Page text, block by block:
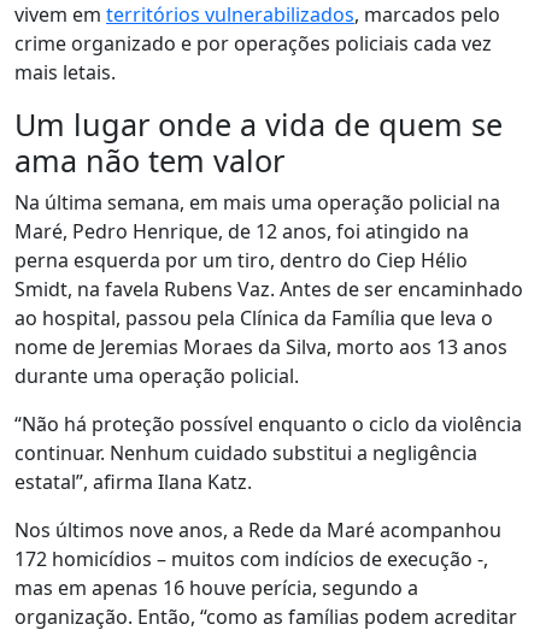
vivem em territórios vulnerabilizados, marcados pelo
crime organizado e por operações policiais cada vez
mais letais.
Um lugar onde a vida de quem se
ama não tem valor
Na última semana, em mais uma operação policial na
Maré, Pedro Henrique, de 12 anos, foi atingido na
perna esquerda por um tiro, dentro do Ciep Hélio
Smidt, na favela Rubens Vaz. Antes de ser encaminhado
ao hospital, passou pela Clínica da Família que leva o
nome de Jeremias Moraes da Silva, morto aos 13 anos
durante uma operação policial.
“Não há proteção possível enquanto o ciclo da violência
continuar. Nenhum cuidado substitui a negligência
estatal”, afirma Ilana Katz.
Nos últimos nove anos, a Rede da Maré acompanhou
172 homicídios – muitos com indícios de execução -,
mas em apenas 16 houve perícia, segundo a
organização. Então, “como as famílias podem acreditar